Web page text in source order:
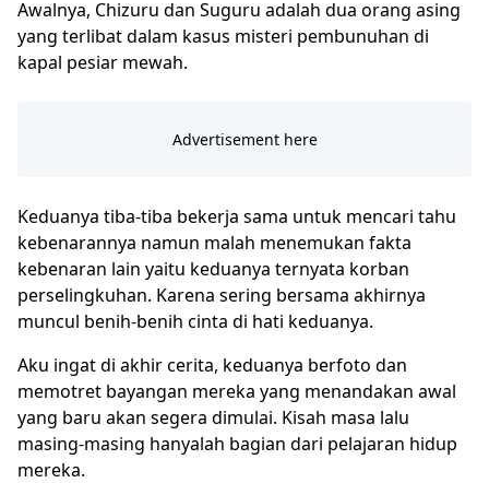
Awalnya, Chizuru dan Suguru adalah dua orang asing
yang terlibat dalam kasus misteri pembunuhan di
kapal pesiar mewah.
Keduanya tiba-tiba bekerja sama untuk mencari tahu
kebenarannya namun malah menemukan fakta
kebenaran lain yaitu keduanya ternyata korban
perselingkuhan. Karena sering bersama akhirnya
muncul benih-benih cinta di hati keduanya.
Aku ingat di akhir cerita, keduanya berfoto dan
memotret bayangan mereka yang menandakan awal
yang baru akan segera dimulai. Kisah masa lalu
masing-masing hanyalah bagian dari pelajaran hidup
mereka.